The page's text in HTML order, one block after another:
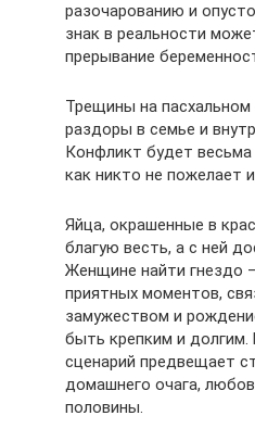
разочарованию и
знак в реальности
прерывание
Трещины на
раздоры в семье и
Конфликт будет
как никто не пожелает
Яйца, окрашенные в
благую весть, а с ней
Женщине найти гнездо
приятных моментов,
замужеством и
быть крепким и
сценарий предвещает
домашнего очага,
половины.